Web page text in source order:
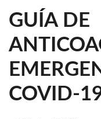
GUÍA DE
COVID-